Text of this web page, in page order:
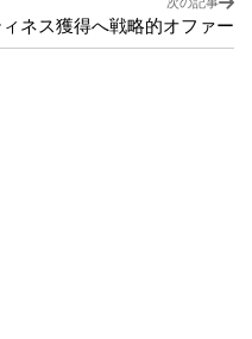
ネス獲得へ戦略的オファー